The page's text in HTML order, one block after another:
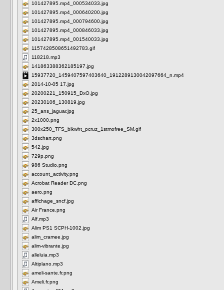
101427895.mp4_000534033.jpg
101427895.mp4_000640200.jpg
101427895.mp4_000794600.jpg
101427895.mp4_000846033.jpg
101427895.mp4_001540033.jpg
1157428508651492783.gif
118218.mp3
141863388362185197.jpg
15937720_1459407597403640_1912289130042097664_n.mp4
2014-10-05 17.jpg
20200221_150915_DxO.jpg
20230106_130819.jpg
25_ans_jaguar.jpg
2x1000.png
300x250_TFS_blkwht_pcruz_1stmofree_SM.gif
3dschart.png
542.jpg
729p.png
986 Studio.png
account_activity.png
Acrobat Reader DC.png
aero.png
affichage_sncf.jpg
Air France.png
Alf.mp3
Alim PS1 SCPH-1002.jpg
alim_cramee.jpg
alim-vibrante.jpg
alleluia.mp3
Altiplano.mp3
ameli-sante.fr.png
Ameli.fr.png